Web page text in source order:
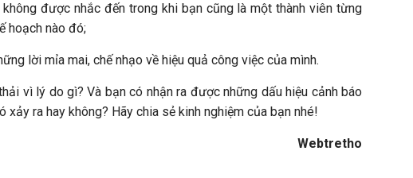
được nhắc đến trong khi bạn cũng là một thành viên từng
hoạch nào đó;
lời mỉa mai, chế nhạo về hiệu quả công việc của mình.
vì lý do gì? Và bạn có nhận ra được những dấu hiệu cảnh báo
ra hay không? Hãy chia sẻ kinh nghiệm của bạn nhé!
Webtretho